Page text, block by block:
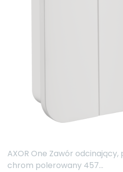
AXOR One Zawór
chrom polerowany 457...